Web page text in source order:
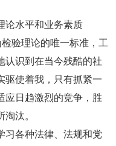
论水平和业务素质
验理论的唯一标准，工
认识到在当今残酷的社
驱使着我，只有抓紧一
应日趋激烈的竞争，胜
汰。
习各种法律、法规和党